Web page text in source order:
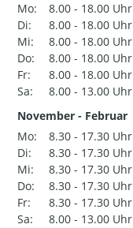
Mo:
8.00 - 18.00 Uhr
Di:
8.00 - 18.00 Uhr
Mi:
8.00 - 18.00 Uhr
Do:
8.00 - 18.00 Uhr
Fr:
8.00 - 18.00 Uhr
Sa:
8.00 - 13.00 Uhr
November - Februar
Mo:
8.30 - 17.30 Uhr
Di:
8.30 - 17.30 Uhr
Mi:
8.30 - 17.30 Uhr
Do:
8.30 - 17.30 Uhr
Fr:
8.30 - 17.30 Uhr
Sa:
8.00 - 13.00 Uhr